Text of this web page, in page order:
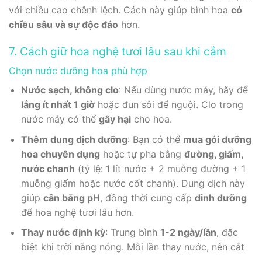
với chiều cao chênh lệch. Cách này giúp bình hoa có
chiều sâu và sự độc đáo hơn.
7. Cách giữ hoa nghệ tươi lâu sau khi cắm
Chọn nước dưỡng hoa phù hợp
Nước sạch, không clo: Nếu dùng nước máy, hãy để
lắng ít nhất 1 giờhoặc đun sôi để nguội. Clo trong
nước máy có thể gây hạicho hoa.
Thêm dung dịch dưỡng: Bạn có thể mua gói dưỡng
hoa chuyên dụng hoặc tự pha bằng đường, giấm,
nước chanh (tỷ lệ: 1 lít nước + 2 muỗng đường + 1
muỗng giấm hoặc nước cốt chanh). Dung dịch này
giúp cân bằng pH, đồng thời cung cấp dinh dưỡng
để hoa nghệ tươi lâu hơn.
Thay nước định kỳ: Trung bình 1-2 ngày/lần, đặc
biệt khi trời nắng nóng. Mỗi lần thay nước, nên cắt